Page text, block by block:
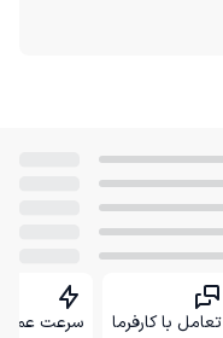
تعامل با کارفرما سرعت عمل